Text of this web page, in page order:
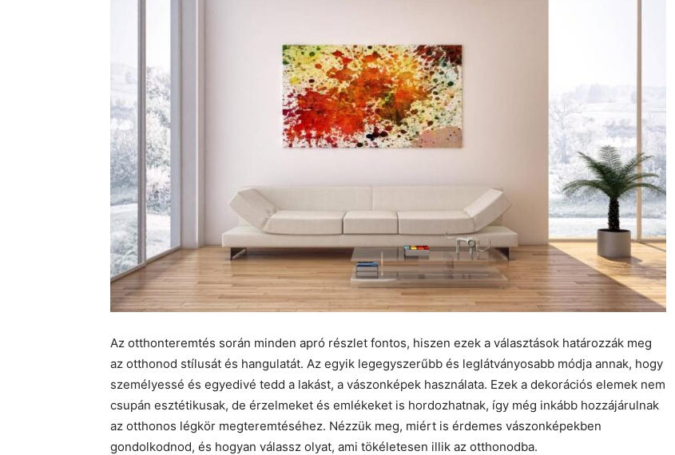
Az otthonteremtés során minden apró részlet fontos, hiszen ezek a választások határozzák meg
az otthonod stílusát és hangulatát. Az egyik legegyszerűbb és leglátványosabb módja annak, hogy
személyessé és egyedivé tedd a lakást, a vászonképek használata. Ezek a dekorációs elemek nem
csupán esztétikusak, de érzelmeket és emlékeket is hordozhatnak, így még inkább hozzájárulnak
az otthonos légkör megteremtéséhez. Nézzük meg, miért is érdemes vászonképekben
gondolkodnod, és hogyan válassz olyat, ami tökéletesen illik az otthonodba.